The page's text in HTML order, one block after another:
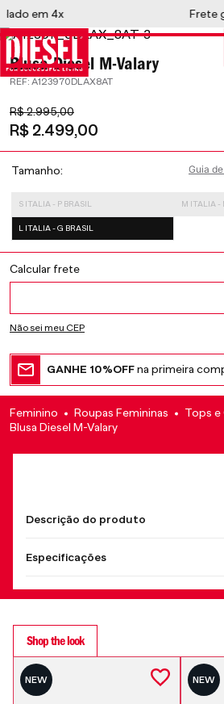
Frete grátis nas compras a
Blusa Diesel M-Valary
: A123970DLAX8AT
R$2.995,00
R$ 2.499,00
Guia
Tamanho
S ITALIA - P BRASIL M ITALIA -
L ITALIA - G BRASIL
Não sei meu CEP
GANHE 10%OFFna primeira
Feminino Roupas Femininas
Tops e
Blusa Diesel M-Valary
Descrição do produto
Especificações
Shop the look
NEW NEW